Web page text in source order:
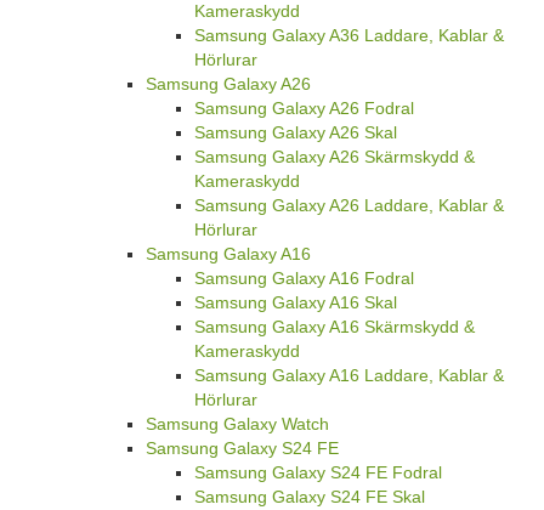
Kameraskydd
Samsung Galaxy A36 Laddare, Kablar &
Hörlurar
Samsung Galaxy A26
Samsung Galaxy A26 Fodral
Samsung Galaxy A26 Skal
Samsung Galaxy A26 Skärmskydd &
Kameraskydd
Samsung Galaxy A26 Laddare, Kablar &
Hörlurar
Samsung Galaxy A16
Samsung Galaxy A16 Fodral
Samsung Galaxy A16 Skal
Samsung Galaxy A16 Skärmskydd &
Kameraskydd
Samsung Galaxy A16 Laddare, Kablar &
Hörlurar
Samsung Galaxy Watch
Samsung Galaxy S24 FE
Samsung Galaxy S24 FE Fodral
Samsung Galaxy S24 FE Skal